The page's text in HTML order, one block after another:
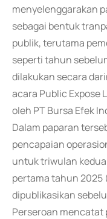
menyelenggarakan
sebagai bentuk
publik, terutama
seperti tahun
dilakukan secara
acara Public Expose
oleh PT Bursa Efek
Dalam paparan
pencapaian
untuk triwulan
pertama tahun 2025
dipublikasikan
Perseroan mencatat